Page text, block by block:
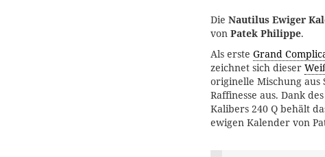
Die Nautilus Ewiger
von Patek Philippe.
Als erste Grand
zeichnet sich dieser
originelle Mischung
Raffinesse aus. Dank
Kalibers 240 Q behält
ewigen Kalender von